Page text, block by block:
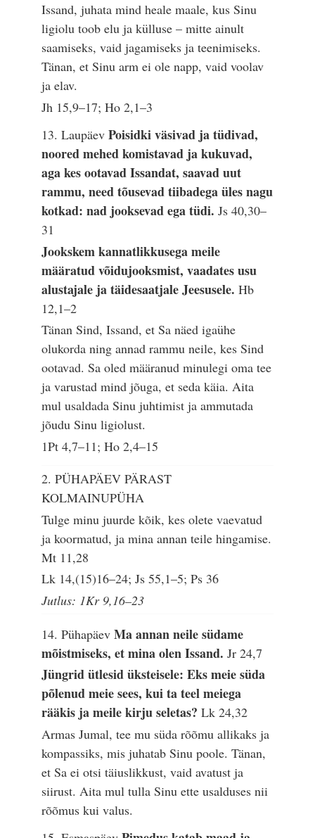
Issand, juhata mind heale maale, kus Sinu
ligiolu toob elu ja külluse – mitte ainult
saamiseks, vaid jagamiseks ja teenimiseks.
Tänan, et Sinu arm ei ole napp, vaid voolav
ja elav.
Jh 15,9–17; Ho 2,1–3
13. LaupäevPoisidki väsivad ja tüdivad,
noored mehed komistavad ja kukuvad,
aga kes ootavad Issandat, saavad uut
rammu, need tõusevad tiibadega üles nagu
kotkad: nad jooksevad ega tüdi.Js 40,30–
31
Jookskem kannatlikkusega meile
määratud võidujooksmist, vaadates usu
alustajale ja täidesaatjale Jeesusele.Hb
12,1–2
Tänan Sind, Issand, et Sa näed igaühe
olukorda ning annad rammu neile, kes Sind
ootavad. Sa oled määranud minulegi oma tee
ja varustad mind jõuga, et seda käia. Aita
mul usaldada Sinu juhtimist ja ammutada
jõudu Sinu ligiolust.
1Pt 4,7–11; Ho 2,4–15
2. PÜHAPÄEV PÄRAST
KOLMAINUPÜHA
Tulge minu juurde kõik, kes olete vaevatud
ja koormatud, ja mina annan teile hingamise.
Mt 11,28
Lk 14,(15)16–24; Js 55,1–5; Ps 36
Jutlus: 1Kr 9,16–23
14. PühapäevMa annan neile südame
mõistmiseks, et mina olen Issand.Jr 24,7
Jüngrid ütlesid üksteisele: Eks meie süda
põlenud meie sees, kui ta teel meiega
rääkis ja meile kirju seletas?Lk 24,32
Armas Jumal, tee mu süda rõõmu allikaks ja
kompassiks, mis juhatab Sinu poole. Tänan,
et Sa ei otsi täiuslikkust, vaid avatust ja
siirust. Aita mul tulla Sinu ette usalduses nii
rõõmus kui valus.